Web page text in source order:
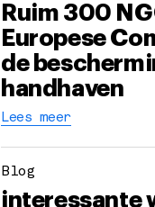
Ruim 300
Europese
de
handhaven
Lees meer
Blog
interessante